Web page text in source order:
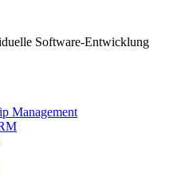
Software-Entwicklung
Management